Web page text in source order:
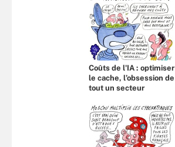
Coûts de l'IA : optimiser
le cache, l’obsession de
tout un secteur